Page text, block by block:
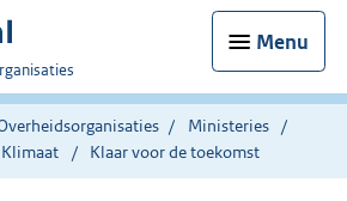
Menu
Ministeries
Klimaat
Klaar voor de toekomst